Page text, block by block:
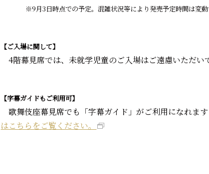
※9月3日時点での予定。混雑状況等により発売予定時間は変
【ご入場に関して】
4階幕見席では、未就学児童のご入場はご遠慮いただい
【字幕ガイドもご利用可】
歌舞伎座幕見席でも「字幕ガイド」がご利用になれま
はこちらをご覧ください。